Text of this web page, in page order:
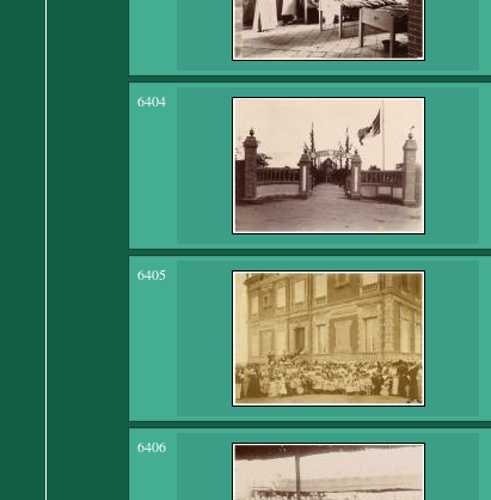
6404
6405
6406